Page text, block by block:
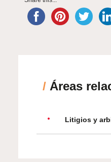
/ Áreas
Litigios y